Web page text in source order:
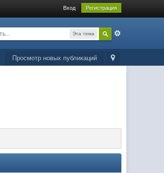
Вход Регистрация
Эта тема
Просмотр новых публикаций